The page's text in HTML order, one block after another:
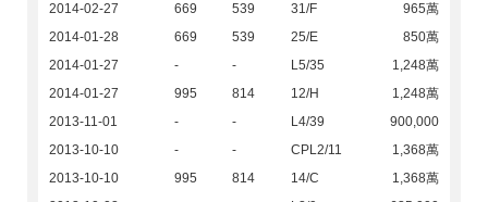
2014-02-27
669 539 31/F
965萬
2014-01-28
669 539 25/E
850萬
2014-01-27
- - L5/35
1,248萬
2014-01-27
995 814 12/H
1,248萬
2013-11-01
- - L4/39
900,000
2013-10-10
- - CPL2/11
1,368萬
2013-10-10
995 814 14/C
1,368萬